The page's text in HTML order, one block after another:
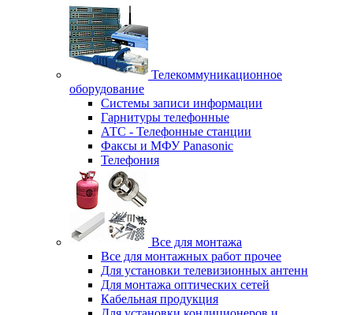
Телекоммуникационное
оборудование
Системы записи информации
Гарнитуры телефонные
АТС - Телефонные станции
Факсы и МФУ Panasonic
Телефония
Все для монтажа
Все для монтажных работ прочее
Для установки телевизионных антенн
Для монтажа оптических сетей
Кабельная продукция